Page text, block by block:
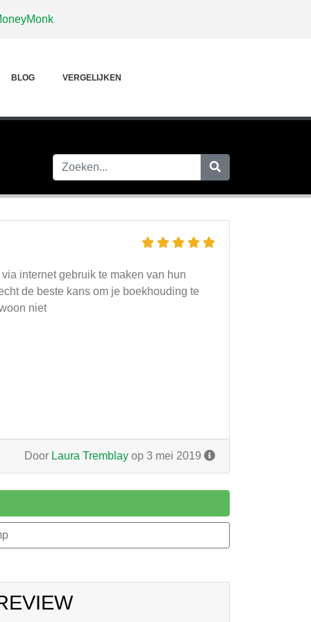
BLOG VERGELIJKEN
internet gebruik te maken van hun
de beste kans om je boekhouding te
niet
Door Laura Tremblay op 3 mei 2019